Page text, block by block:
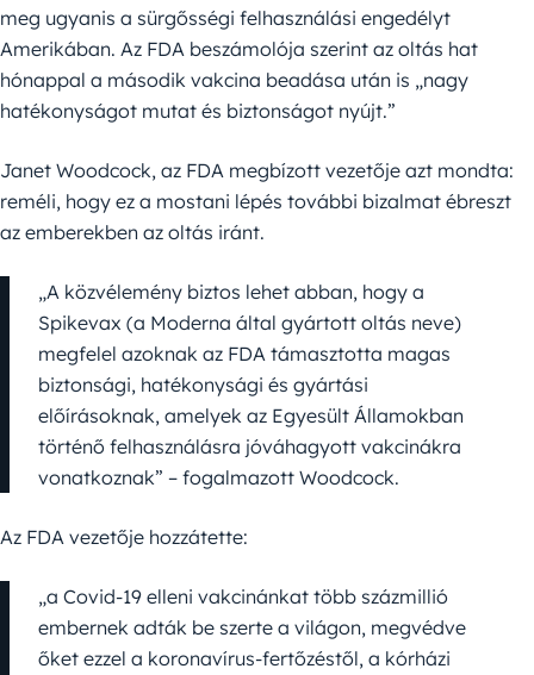
meg ugyanis a sürgősségi felhasználási engedélyt
Amerikában. Az FDA beszámolója szerint az oltás hat
hónappal a második vakcina beadása után is „nagy
hatékonyságot mutat és biztonságot nyújt.”
Janet Woodcock, az FDA megbízott vezetője azt mondta:
reméli, hogy ez a mostani lépés további bizalmat ébreszt
az emberekben az oltás iránt.
„A közvélemény biztos lehet abban, hogy a
Spikevax (a Moderna által gyártott oltás neve)
megfelel azoknak az FDA támasztotta magas
biztonsági, hatékonysági és gyártási
előírásoknak, amelyek az Egyesült Államokban
történő felhasználásra jóváhagyott vakcinákra
vonatkoznak” – fogalmazott Woodcock.
Az FDA vezetője hozzátette:
„a Covid-19 elleni vakcinánkat több százmillió
embernek adták be szerte a világon, megvédve
őket ezzel a koronavírus-fertőzéstől, a kórházi